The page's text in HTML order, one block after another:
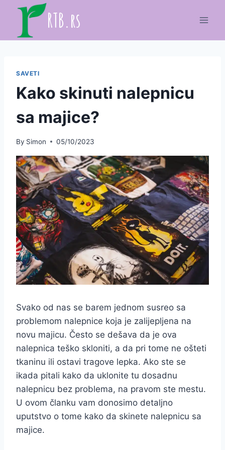
content
RTB.rs
SAVETI
Kako skinuti nalepnicu
sa majice?
By Simon 05/10/2023
Svako od nas se barem jednom susreo sa
problemom nalepnice koja je zalijepljena na
novu majicu. Često se dešava da je ova
nalepnica teško skloniti, a da pri tome ne ošteti
tkaninu ili ostavi tragove lepka. Ako ste se
ikada pitali kako da uklonite tu dosadnu
nalepnicu bez problema, na pravom ste mestu.
U ovom članku vam donosimo detaljno
uputstvo o tome kako da skinete nalepnicu sa
majice.